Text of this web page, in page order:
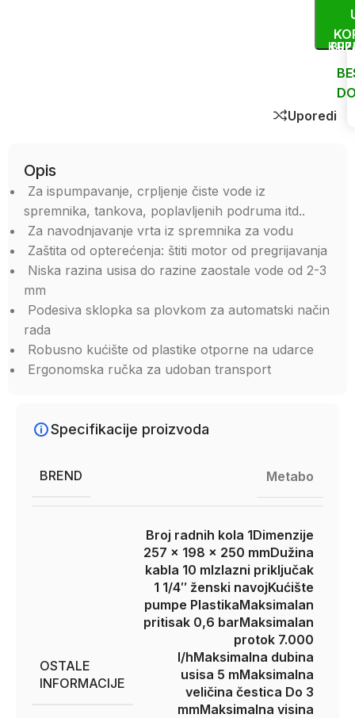
Uporedi
Opis
Za ispumpavanje, crpljenje čiste vode iz
spremnika, tankova, poplavljenih podruma itd..
Za navodnjavanje vrta iz spremnika za vodu
Zaštita od opterećenja: štiti motor od pregrijavanja
Niska razina usisa do razine zaostale vode od 2-3
mm
Podesiva sklopka sa plovkom za automatski način
rada
Robusno kućište od plastike otporne na udarce
Ergonomska ručka za udoban transport
Specifikacije proizvoda
BREND Metabo
OSTALE
INFORMACIJE
Broj radnih kola 1Dimenzije
257 x 198 x 250 mmDužina
kabla 10 mIzlazni priključak
1 1/4″ ženski navojKućište
pumpe PlastikaMaksimalan
pritisak 0,6 barMaksimalan
protok 7.000
l/hMaksimalna dubina
usisa 5 mMaksimalna
veličina čestica Do 3
mmMaksimalna visina